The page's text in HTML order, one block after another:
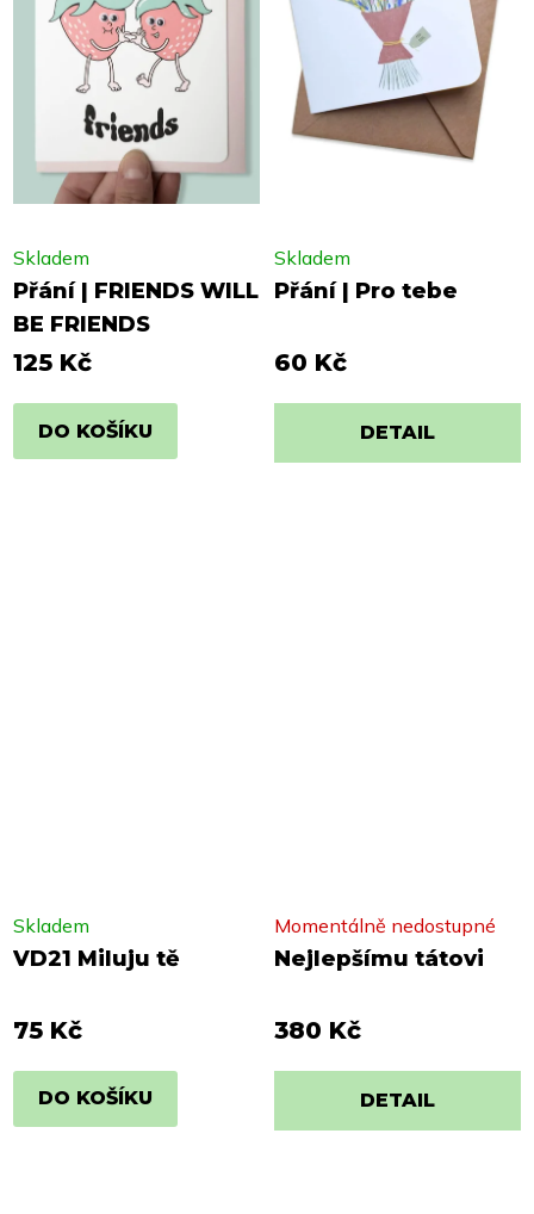
Přání | FRIENDS WILL
BE FRIENDS
Skladem
125 Kč
DO KOŠÍKU
Přání | Pro tebe
Skladem
60 Kč
DETAIL
VD21 Miluju tě
Skladem
75 Kč
DO KOŠÍKU
Nejlepšímu tátovi
Momentálně nedostupné
380 Kč
DETAIL